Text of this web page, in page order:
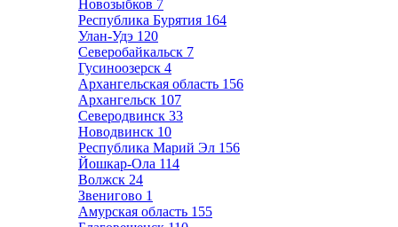
Новозыбков 7
Республика Бурятия 164
Улан-Удэ 120
Северобайкальск 7
Гусиноозерск 4
Архангельская область 156
Архангельск 107
Северодвинск 33
Новодвинск 10
Республика Марий Эл 156
Йошкар-Ола 114
Волжск 24
Звенигово 1
Амурская область 155